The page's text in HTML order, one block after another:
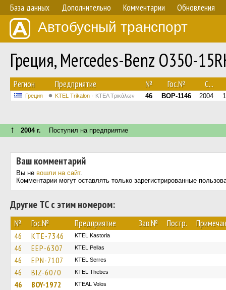
База данных Дополнительно Комментарии Обновления
Автобусный транспорт
Греция, Mercedes-Benz O350-
Регион Предприятие № Гос.№ С...
Греция ΚΤΕL Τrikalon ΚΤΕΛ Τρικάλων 46 BOP-1146 2004
↑ 2004 г. Поступил на предприятие
Ваш комментарий
Вы не вошли на сайт.
Комментарии могут оставлять только зарегистрированные
Другие ТС с этим номером:
№ Гос.№ Предприятие Зав.№ Постр.
46 KTE-7346 KTEL Kastoria
46 EEP-6307 KTEL Pellas
46 EPN-7107 KTEL Serres
46 BIZ-6070 KTEL Thebes
46 BOY-1972 KTEAL Volos